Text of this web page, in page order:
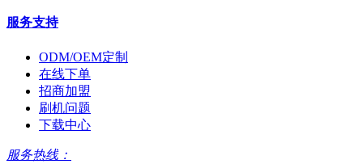
服务支持
ODM/OEM定制
在线下单
招商加盟
刷机问题
下载中心
服务热线：